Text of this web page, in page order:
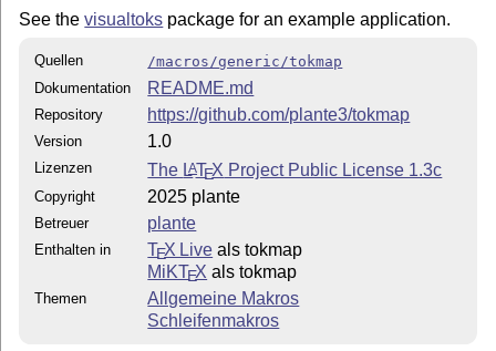
See thevisualtoks package for an example application.
Quellen
/macros/generic/tokmap
Dokumentation
README.md
Repository https://github.com/plante3/tokmap
Version 1.0
Lizenzen The LATEX Project Public License 1.3c
Copyright 2025 plante
Betreuer plante
Enthalten in TEX Live als tokmap
MiKTEX als tokmap
Themen
Allgemeine Makros
Schleifenmakros